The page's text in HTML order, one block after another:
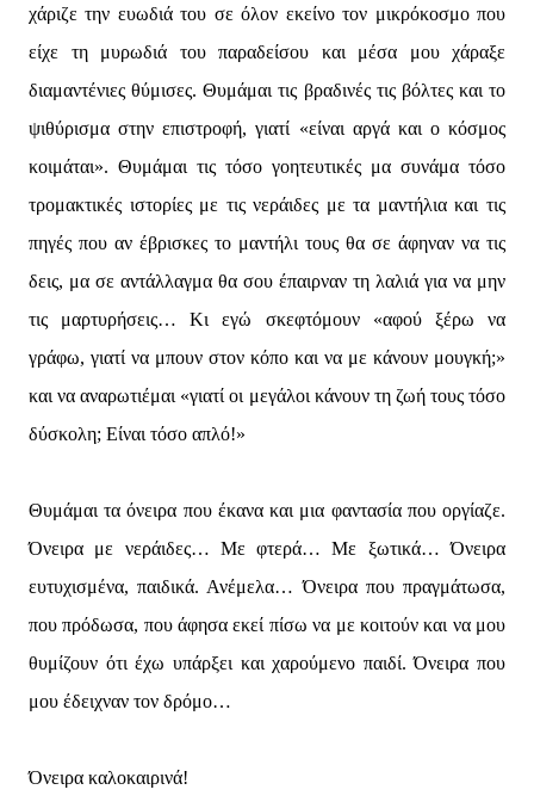
χάριζε την ευωδιά του σε όλον εκείνο τον μικρόκοσμο που
είχε τη μυρωδιά του παραδείσου και μέσα μου χάραξε
διαμαντένιες θύμισες. Θυμάμαι τις βραδινές τις βόλτες και το
ψιθύρισμα στην επιστροφή, γιατί «είναι αργά και ο κόσμος
κοιμάται». Θυμάμαι τις τόσο γοητευτικές μα συνάμα τόσο
τρομακτικές ιστορίες με τις νεράιδες με τα μαντήλια και τις
πηγές που αν έβρισκες το μαντήλι τους θα σε άφηναν να τις
δεις, μα σε αντάλλαγμα θα σου έπαιρναν τη λαλιά για να μην
τις μαρτυρήσεις… Κι εγώ σκεφτόμουν «αφού ξέρω να
γράφω, γιατί να μπουν στον κόπο και να με κάνουν μουγκή;»
και να αναρωτιέμαι «γιατί οι μεγάλοι κάνουν τη ζωή τους τόσο
δύσκολη; Είναι τόσο απλό!»
Θυμάμαι τα όνειρα που έκανα και μια φαντασία που οργίαζε.
Όνειρα με νεράιδες… Με φτερά… Με ξωτικά… Όνειρα
ευτυχισμένα, παιδικά. Ανέμελα… Όνειρα που πραγμάτωσα,
που πρόδωσα, που άφησα εκεί πίσω να με κοιτούν και να μου
θυμίζουν ότι έχω υπάρξει και χαρούμενο παιδί. Όνειρα που
μου έδειχναν τον δρόμο…
Όνειρα καλοκαιρινά!